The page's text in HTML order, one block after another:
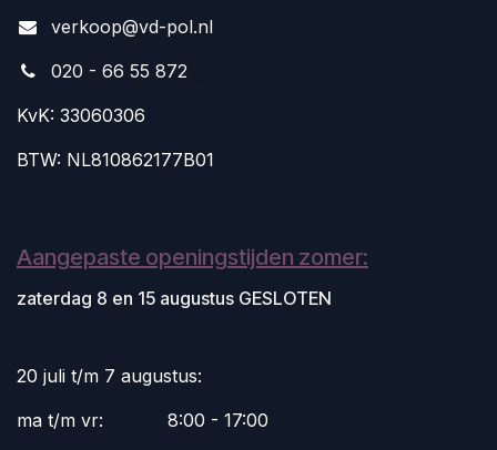
verkoop@vd-pol.nl
020 - 66 55 872
KvK: 33060306
BTW: NL810862177B01
Aangepaste openingstijden zomer:
zaterdag 8 en 15 augustus GESLOTEN
20 juli t/m 7 augustus:
ma t/m vr:
​8:00 - 17:00